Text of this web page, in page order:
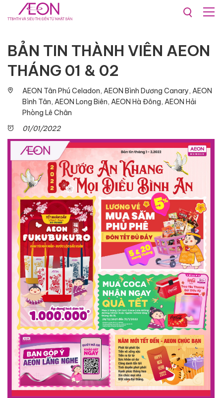
Khuyến mãi & Sự kiện
BẢN TIN THÀNH VIÊN AEON
THÁNG 01 & 02
AEON Tân Phú Celadon, AEON Bình Dương Canary, AEON
Bình Tân, AEON Long Biên, AEON Hà Đông, AEON Hải
Phòng Lê Chân
01/01/2022